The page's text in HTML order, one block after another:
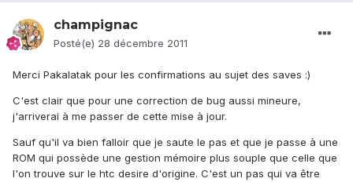
champignac
Posté(e) 28 décembre 2011
Merci Pakalatak pour les confirmations au sujet des saves :)
C'est clair que pour une correction de bug aussi mineure,
j'arriverai à me passer de cette mise à jour.
Sauf qu'il va bien falloir que je saute le pas et que je passe à une
ROM qui possède une gestion mémoire plus souple que celle que
l'on trouve sur le htc desire d'origine. C'est un pas qui va être